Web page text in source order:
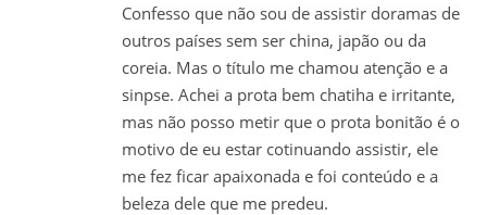
Confesso que não sou de assistir doramas de
outros países sem ser china, japão ou da
coreia. Mas o título me chamou atenção e a
sinpse. Achei a prota bem chatiha e irritante,
mas não posso metir que o prota bonitão é o
motivo de eu estar cotinuando assistir, ele
me fez ficar apaixonada e foi conteúdo e a
beleza dele que me predeu.